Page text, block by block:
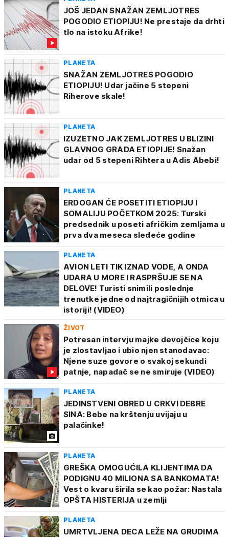
JOŠ JEDAN SNAŽAN ZEMLJOTRES
POGODIO ETIOPIJU! Ne prestaje da drhti
tlo na istoku Afrike!
PLANETA
SNAŽAN ZEMLJOTRES POGODIO
ETIOPIJU! Udar jačine 5 stepeni
Riherove skale!
PLANETA
IZUZETNO JAK ZEMLJOTRES U BLIZINI
GLAVNOG GRADA ETIOPIJE! Snažan
udar od 5 stepeni Rihtera u Adis Abebi!
PLANETA
ERDOGAN ĆE POSETITI ETIOPIJU I
SOMALIJU POČETKOM 2025: Turski
predsednik u poseti afričkim zemljama u
prva dva meseca sledeće godine
PLANETA
AVION LETI TIK IZNAD VODE, A ONDA
UDARA U MORE I RASPRŠUJE SE NA
DELOVE! Turisti snimili poslednje
trenutke jedne od najtragičnijih otmica u
istoriji! (VIDEO)
ŽIVOT
Potresan intervju majke devojčice koju
je zlostavljao i ubio njen stanodavac:
Njene suze govore o svakoj sekundi
patnje, napadač se ne smiruje (VIDEO)
PLANETA
JEDINSTVENI OBRED U CRKVI DEBRE
SINA: Bebe na krštenju uvijaju u
palačinke!
PLANETA
GREŠKA OMOGUĆILA KLIJENTIMA DA
PODIGNU 40 MILIONA SA BANKOMATA!
Vest o kvaru širila se kao požar: Nastala
OPŠTA HISTERIJA u zemlji
PLANETA
UMRTVLJENA DECA LEŽE NA GRUDIMA